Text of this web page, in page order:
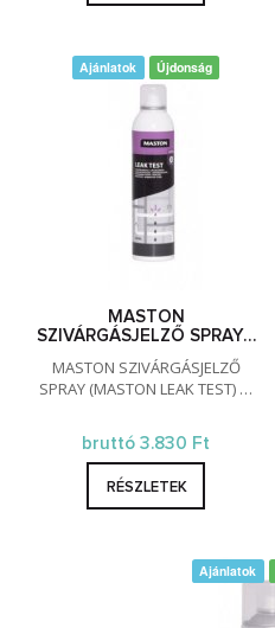
Ajánlatok Újdonság
MASTON
SZIVÁRGÁSJELZŐ SPRAY…
MASTON SZIVÁRGÁSJELZŐ
SPRAY (MASTON LEAK TEST) …
bruttó 3.830 Ft
RÉSZLETEK
Ajánlatok